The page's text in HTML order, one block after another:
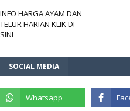
INFO HARGA AYAM DAN
TELUR HARIAN KLIK DI
SINI
SOCIAL MEDIA